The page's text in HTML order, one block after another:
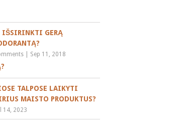
IŠSIRINKTI GERĄ
Sep 11, 2018
TALPOSE LAIKYTI
MAISTO PRODUKTUS?
14, 2023